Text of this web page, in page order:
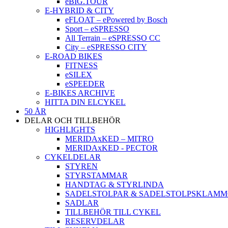
E-HYBRID & CITY
eFLOAT – ePowered by Bosch
Sport – eSPRESSO
All Terrain – eSPRESSO CC
City – eSPRESSO CITY
E-ROAD BIKES
FITNESS
eSILEX
eSPEEDER
E-BIKES ARCHIVE
HITTA DIN ELCYKEL
50 ÅR
DELAR OCH TILLBEHÖR
HIGHLIGHTS
MERIDAxKED – MITRO
MERIDAxKED - PECTOR
CYKELDELAR
STYREN
STYRSTAMMAR
HANDTAG & STYRLINDA
SADELSTOLPAR &
SADLAR
TILLBEHÖR TILL CYKEL
RESERVDELAR